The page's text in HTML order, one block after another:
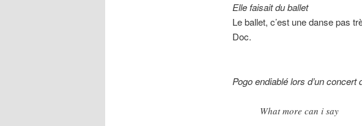
Elle faisait du ballet
Le ballet, c’est une danse pas
Doc.
Pogo endiablé lors d’un concert
What more can i say